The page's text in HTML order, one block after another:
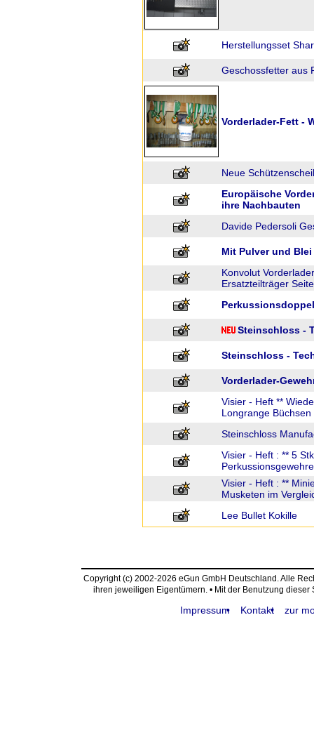
Herstellungsset
Geschossfetter aus
Vorderlader-Fett -
Neue
Europäische
ihre Nachbauten
Davide Pedersoli
Mit Pulver und Blei
Konvolut
Ersatzteilträger
Steinschloss -
Steinschloss -
Vorderlader-
Visier - Heft **
Longrange Büchsen
Steinschloss
Visier - Heft : ** 5
Visier - Heft : **
Musketen im
Lee Bullet Kokille
Copyright (c) 2002-2026 eGun GmbH Deutschland. Alle
ihren jeweiligen Eigentümern. • Mit der Benutzung
Impressum Kontakt zur